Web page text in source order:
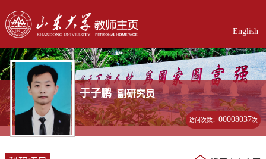
English
于子鹏 副研究员
访问次数：00008037次